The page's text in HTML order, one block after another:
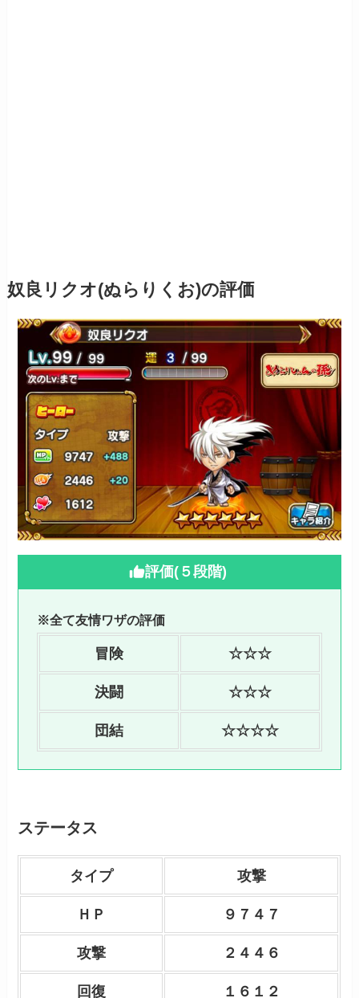
奴良リクオ(ぬらりくお)の評価
評価(５段階)
※全て友情ワザの評価
冒険 ☆☆☆
決闘 ☆☆☆
団結 ☆☆☆☆
ステータス
タイプ 攻撃
ＨＰ ９７４７
攻撃 ２４４６
回復 １６１２